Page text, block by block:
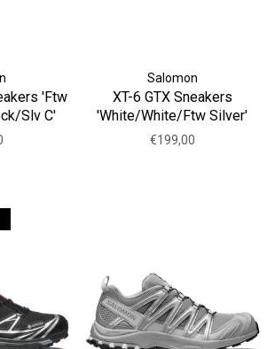
'Ftw
Slv C'
Salomon
XT-6 GTX Sneakers
'White/White/Ftw Silver'
€199,00